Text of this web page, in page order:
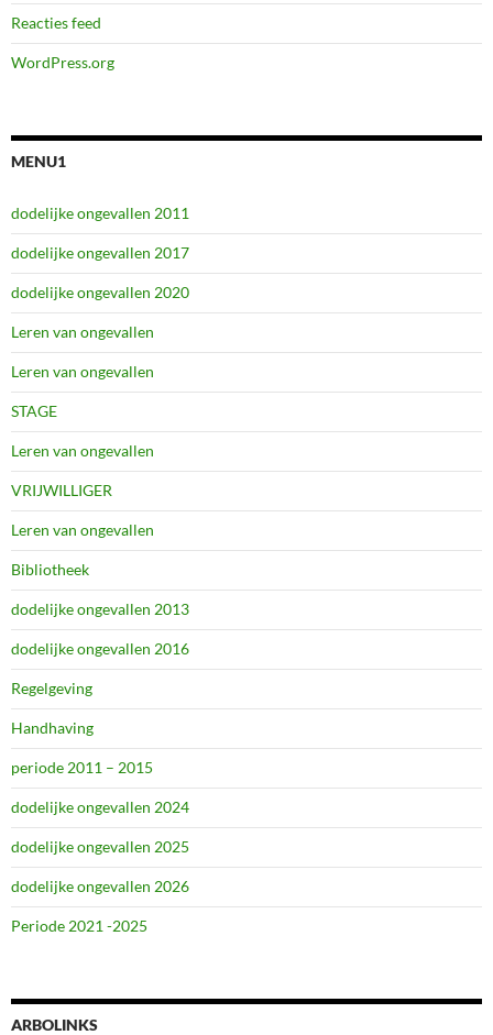
Reacties feed
WordPress.org
MENU1
dodelijke ongevallen 2011
dodelijke ongevallen 2017
dodelijke ongevallen 2020
Leren van ongevallen
Leren van ongevallen
STAGE
Leren van ongevallen
VRIJWILLIGER
Leren van ongevallen
Bibliotheek
dodelijke ongevallen 2013
dodelijke ongevallen 2016
Regelgeving
Handhaving
periode 2011 – 2015
dodelijke ongevallen 2024
dodelijke ongevallen 2025
dodelijke ongevallen 2026
Periode 2021 -2025
ARBOLINKS